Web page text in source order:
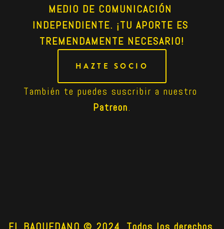
MEDIO DE COMUNICACIÓN
INDEPENDIENTE. ¡TU APORTE ES
TREMENDAMENTE NECESARIO!
HAZTE SOCIO
Patreon.
EL BAQUEDANO © 2024. Todos los derechos